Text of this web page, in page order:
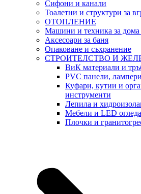
Сифони и канали
Тоалетни и структури за
ОТОПЛЕНИЕ
Машини и техника за дома
Аксесоари за баня
Опаковане и съхранение
СТРОИТЕЛСТВО И
ВиК материали и
PVC панели,
Куфари, кутии и
инструменти
Лепила и
Мебели и LED
Плочки и